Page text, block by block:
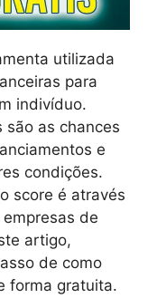
utilizada
para
indivíduo.
são as chances
e
condições.
score é através
de
artigo,
de como
forma gratuita.